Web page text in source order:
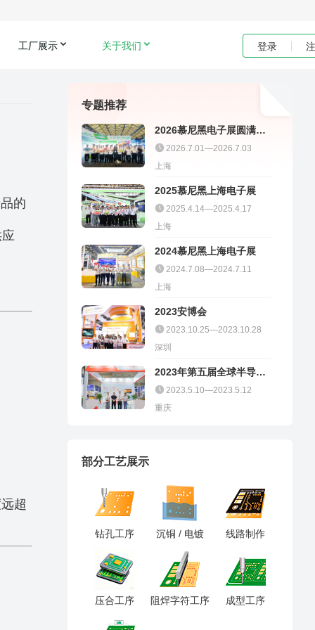
工厂展示 关于我们 登录
的
超
专题推荐
2026慕尼黑电子展圆满收
官｜聚多邦精彩不停
2026.7.01—2026.7.03
上海
2025慕尼黑上海电子展
2025.4.14—2025.4.17
上海
2024慕尼黑上海电子展
2024.7.08—2024.7.11
上海
2023安博会
2023.10.25—2023.10.28
深圳
2023年第五届全球半导体
产业（重庆）博览会
2023.5.10—2023.5.12
重庆
部分工艺展示
钻孔工序 沉铜 / 电镀 线路制作
压合工序 阻焊字符工序 成型工序